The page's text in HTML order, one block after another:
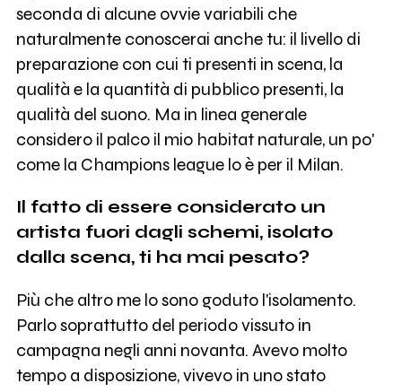
seconda di alcune ovvie variabili che
naturalmente conoscerai anche tu: il livello di
preparazione con cui ti presenti in scena, la
qualità e la quantità di pubblico presenti, la
qualità del suono. Ma in linea generale
considero il palco il mio habitat naturale, un po'
come la Champions league lo è per il Milan.
Il fatto di essere considerato un
artista fuori dagli schemi, isolato
dalla scena, ti ha mai pesato?
Più che altro me lo sono goduto l'isolamento.
Parlo soprattutto del periodo vissuto in
campagna negli anni novanta. Avevo molto
tempo a disposizione, vivevo in uno stato